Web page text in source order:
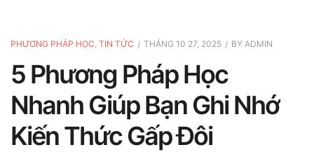
PHƯƠNG PHÁP HỌC, TIN TỨC THÁNG 10 27, 2025 BY ADMIN
5 Phương Pháp Học
Nhanh Giúp Bạn Ghi Nhớ
Kiến Thức Gấp Đôi